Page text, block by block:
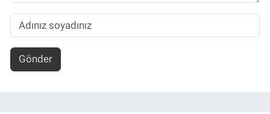
Gönder